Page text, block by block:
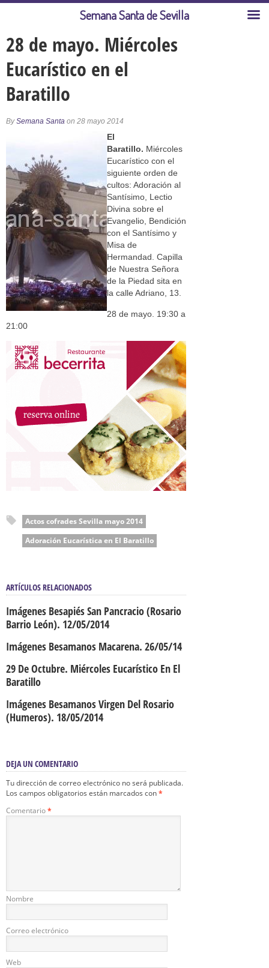
28 de mayo. Miércoles
Eucarístico en el
Baratillo
BySemana Santa on 28 mayo 2014
El
Baratillo. Miércoles
Eucarístico con el
siguiente orden de
cultos: Adoración al
Santísimo, Lectio
Divina sobre el
Evangelio, Bendición
con el Santísimo y
Misa de
Hermandad. Capilla
de Nuestra Señora
de la Piedad sita en
la calle Adriano, 13.
28 de mayo. 19:30 a
21:00
Actos cofrades Sevilla mayo 2014
Adoración Eucarística en El Baratillo
ARTÍCULOS RELACIONADOS
Imágenes Besapiés San Pancracio (Rosario
Barrio León). 12/05/2014
Imágenes Besamanos Macarena. 26/05/14
29 De Octubre. Miércoles Eucarístico En El
Baratillo
Imágenes Besamanos Virgen Del Rosario
(Humeros). 18/05/2014
DEJA UN COMENTARIO
Tu dirección de correo electrónico no será publicada.
Los campos obligatorios están marcados con*
Comentario*
Nombre
Correo electrónico
Web
Semana Santa de Sevilla